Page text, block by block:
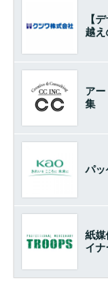
【
越え
ア
集
パッ
紙媒
イナ